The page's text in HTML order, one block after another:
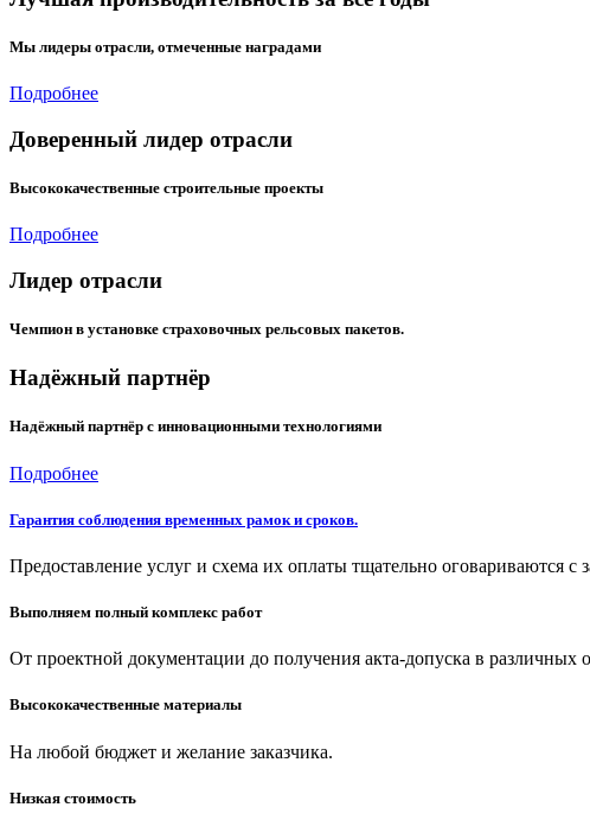
Мы лидеры отрасли, отмеченные наградами
Подробнее
Доверенный лидер отрасли
Высококачественные строительные проекты
Подробнее
Лидер отрасли
Чемпион в установке страховочных рельсовых пакетов.
Надёжный партнёр
Надёжный партнёр с инновационными технологиями
Подробнее
Гарантия соблюдения временных рамок и сроков.
Предоставление услуг и схема их оплаты тщательно оговариваются
Выполняем полный комплекс работ
От проектной документации до получения акта-допуска в различных
Высококачественные материалы
На любой бюджет и желание заказчика.
Низкая стоимость